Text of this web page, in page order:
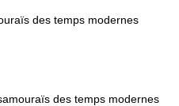
des temps modernes
des temps modernes